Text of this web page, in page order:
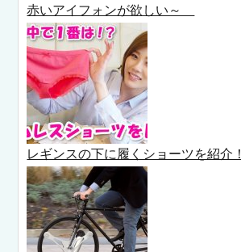
赤いアイフォンが欲しい～
レギンスの下に履くショーツを紹介！